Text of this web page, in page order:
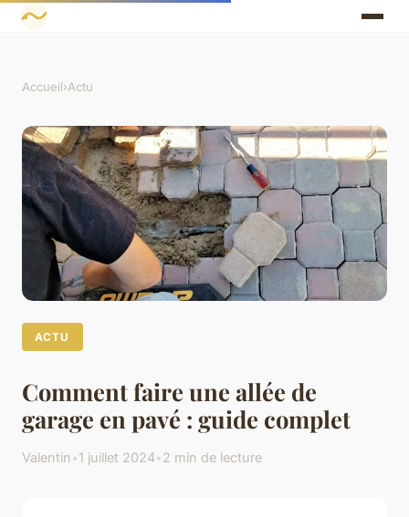
Accueil›Actu
ACTU
Comment faire une allée de
garage en pavé : guide complet
Valentin•1 juillet 2024•2 min de lecture